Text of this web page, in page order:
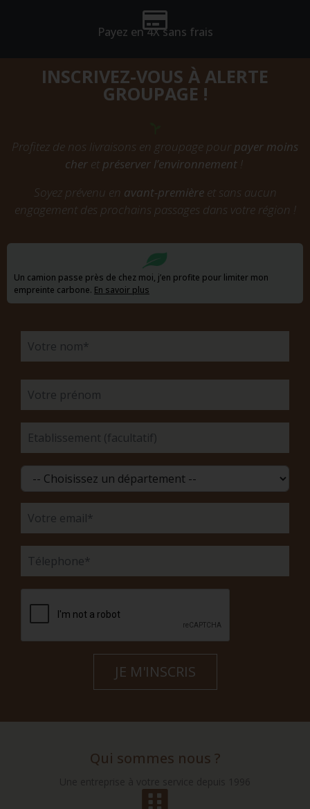
Payez en 4X sans frais
INSCRIVEZ-VOUS À ALERTE
GROUPAGE !
Profitez de nos livraisons en groupage pourpayer moins
cheret préserver l’environnement!
Soyez prévenu en avant-premièreet sans aucun
engagement des prochains passages dans votre région !
Un camion passe près de chez moi, j’en profite pour limiter mon
empreinte carbone. En savoir plus
Qui sommes nous ?